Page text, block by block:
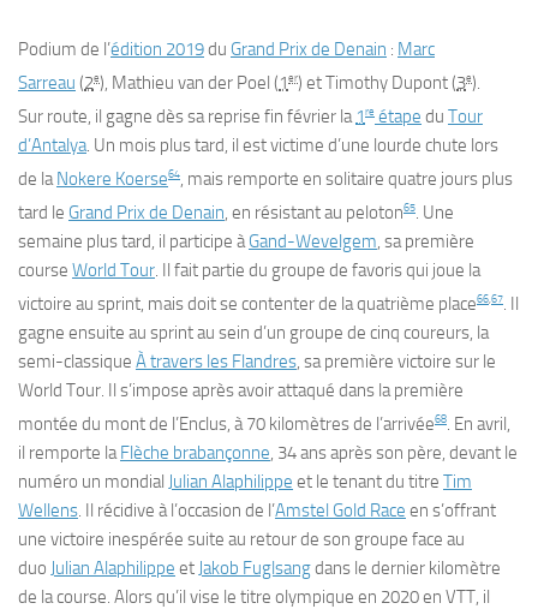
Podium de l’édition 2019du Grand Prix de Denain : Marc
Sarreau (2e), Mathieu van der Poel (1er) et Timothy Dupont (3e).
Sur route, il gagne dès sa reprise fin février la 1re étape du Tour
d’Antalya. Un mois plus tard, il est victime d’une lourde chute lors
de laNokere Koerse64, mais remporte en solitaire quatre jours plus
tard le Grand Prix de Denain, en résistant au peloton65. Une
semaine plus tard, il participe àGand-Wevelgem, sa première
course World Tour. Il fait partie du groupe de favoris qui joue la
victoire au sprint, mais doit se contenter de la quatrième place6667. Il
gagne ensuite au sprint au sein d’un groupe de cinq coureurs, la
semi-classique À travers les Flandres, sa première victoire sur le
World Tour. Il s’impose après avoir attaqué dans la première
montée du mont de l’Enclus, à 70 kilomètres de l’arrivée68. En avril,
il remporte laFlèche brabançonne, 34 ans après son père, devant le
numéro un mondial Julian Alaphilippe et le tenant du titre Tim
Wellens. Il récidive à l’occasion de l’Amstel Gold Race en s’offrant
une victoire inespérée suite au retour de son groupe face au
duo Julian Alaphilippe et Jakob Fuglsangdans le dernier kilomètre
de la course. Alors qu’il vise le titre olympique en 2020 en VTT, il